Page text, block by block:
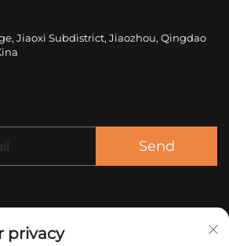
Jiaoxi Subdistrict, Jiaozhou, Qingdao
Send
privacy